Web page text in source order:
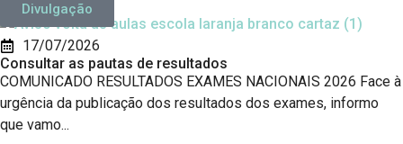
Divulgação
17/07/2026
Consultar as pautas de resultados
COMUNICADO RESULTADOS EXAMES NACIONAIS 2026 Face à
urgência da publicação dos resultados dos exames, informo
que vamo...